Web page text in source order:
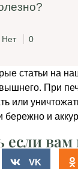
Нет 0
статьи на
При
или
и
если
VK